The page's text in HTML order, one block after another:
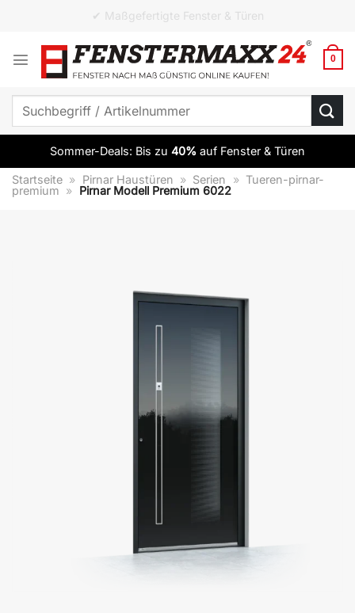
springen
✔ ab 10 Elementen versandkostenfrei
0
Suchen
Sommer-Deals: Bis zu 40% auf Fenster & Türen
Startseite » Pirnar Haustüren » Serien » Tueren-pirnar-
premium » Pirnar Modell Premium 6022